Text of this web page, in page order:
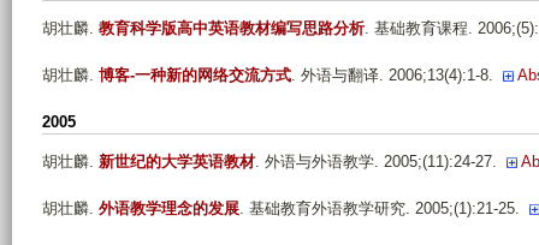
胡壮麟. 教育科学版高中英语教材编写思路分析. 基础教育课程.
胡壮麟. 博客-一种新的网络交流方式. 外语与翻译. 2006;13(4):1-8.
2005
胡壮麟. 新世纪的大学英语教材. 外语与外语教学. 2005;(11):24-27.
胡壮麟. 外语教学理念的发展. 基础教育外语教学研究. 2005;(1):21-25.